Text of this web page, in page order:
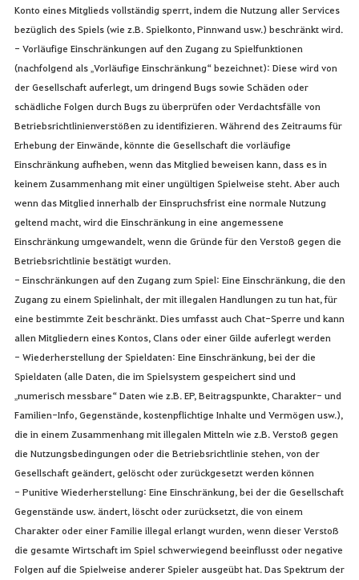
Konto eines Mitglieds vollständig sperrt, indem die Nutzung aller Services
bezüglich des Spiels (wie z.B. Spielkonto, Pinnwand usw.) beschränkt wird.
- Vorläufige Einschränkungen auf den Zugang zu Spielfunktionen
(nachfolgend als „Vorläufige Einschränkung“ bezeichnet): Diese wird von
der Gesellschaft auferlegt, um dringend Bugs sowie Schäden oder
schädliche Folgen durch Bugs zu überprüfen oder Verdachtsfälle von
Betriebsrichtlinienverstößen zu identifizieren. Während des Zeitraums für
Erhebung der Einwände, könnte die Gesellschaft die vorläufige
Einschränkung aufheben, wenn das Mitglied beweisen kann, dass es in
keinem Zusammenhang mit einer ungültigen Spielweise steht. Aber auch
wenn das Mitglied innerhalb der Einspruchsfrist eine normale Nutzung
geltend macht, wird die Einschränkung in eine angemessene
Einschränkung umgewandelt, wenn die Gründe für den Verstoß gegen die
Betriebsrichtlinie bestätigt wurden.
- Einschränkungen auf den Zugang zum Spiel: Eine Einschränkung, die den
Zugang zu einem Spielinhalt, der mit illegalen Handlungen zu tun hat, für
eine bestimmte Zeit beschränkt. Dies umfasst auch Chat-Sperre und kann
allen Mitgliedern eines Kontos, Clans oder einer Gilde auferlegt werden
- Wiederherstellung der Spieldaten: Eine Einschränkung, bei der die
Spieldaten (alle Daten, die im Spielsystem gespeichert sind und
„numerisch messbare“ Daten wie z.B. EP, Beitragspunkte, Charakter- und
Familien-Info, Gegenstände, kostenpflichtige Inhalte und Vermögen usw.),
die in einem Zusammenhang mit illegalen Mitteln wie z.B. Verstoß gegen
die Nutzungsbedingungen oder die Betriebsrichtlinie stehen, von der
Gesellschaft geändert, gelöscht oder zurückgesetzt werden können
- Punitive Wiederherstellung: Eine Einschränkung, bei der die Gesellschaft
Gegenstände usw. ändert, löscht oder zurücksetzt, die von einem
Charakter oder einer Familie illegal erlangt wurden, wenn dieser Verstoß
die gesamte Wirtschaft im Spiel schwerwiegend beeinflusst oder negative
Folgen auf die Spielweise anderer Spieler ausgeübt hat. Das Spektrum der